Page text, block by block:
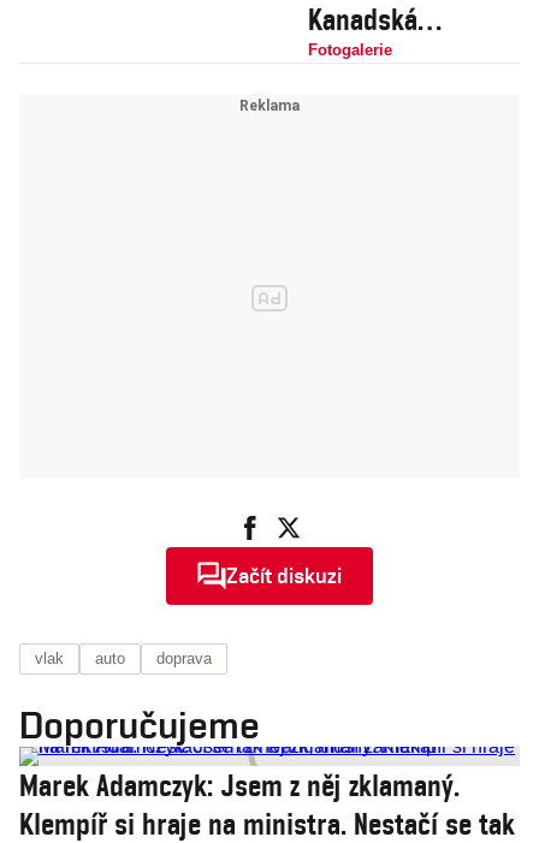
Kanadská
železniční
Fotogalerie
Začít diskuzi
vlak auto doprava
Doporučujeme
Marek Adamczyk: Jsem z něj zklamaný.
Klempíř si hraje na ministra. Nestačí se tak